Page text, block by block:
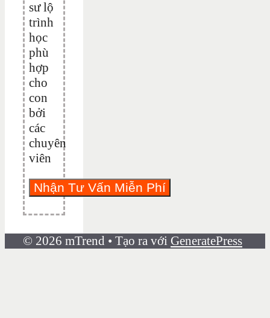
sư lộ
trình
học
phù
hợp
cho
con
bởi
các
chuyên
viên
© 2026 mTrend • Tạo ra với GeneratePress